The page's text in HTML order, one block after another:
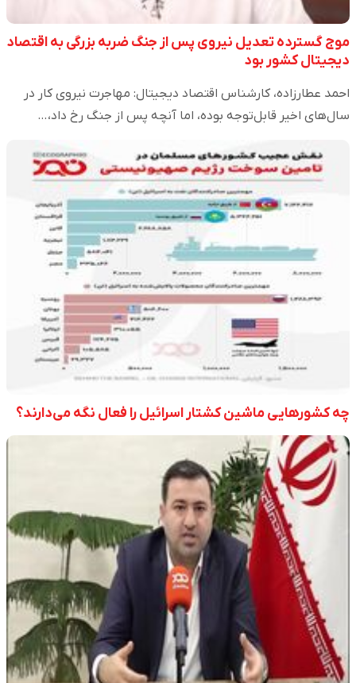
موج گسترده تعدیل نیروی پس از جنگ ضربه بزرگی به اقتصاد
دیجیتال کشور بود
احمد عطارزاده، کارشناس اقتصاد دیجیتال: مهاجرت نیروی کار در
سال‌های اخیر قابل‌توجه بوده، اما آنچه پس از جنگ رخ داد،…
چه کشورهایی ماشین کشتار اسرائیل را فعال نگه می‌دارند؟